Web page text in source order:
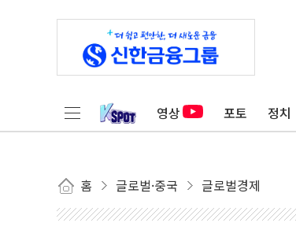
영상 포토 정치
홈 글로벌·중국 글로벌경제